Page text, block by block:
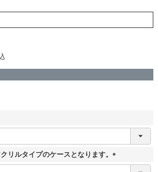
リルタイプのケースとなります。
(